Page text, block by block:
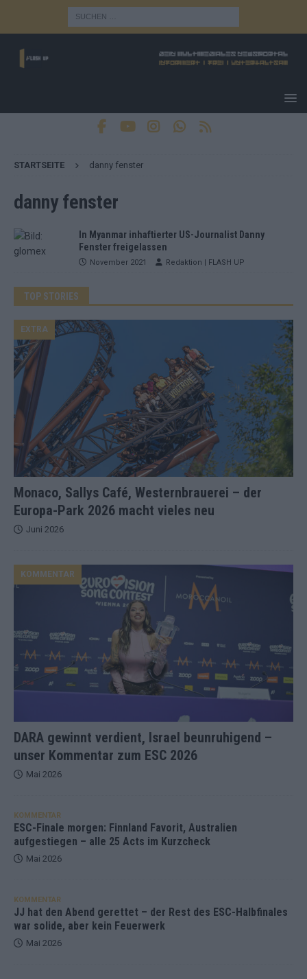
STARTSEITE danny fenster
danny fenster
In Myanmar inhaftierter US-Journalist Danny
Fenster freigelassen
November 2021 Redaktion | FLASH UP
TOP STORIES
Monaco, Sallys Café, Westernbrauerei – der
Europa-Park 2026 macht vieles neu
EXTRA
Juni 2026
DARA gewinnt verdient, Israel beunruhigend –
unser Kommentar zum ESC 2026
KOMMENTAR
Mai 2026
KOMMENTAR
ESC-Finale morgen: Finnland Favorit, Australien
aufgestiegen – alle 25 Acts im Kurzcheck
Mai 2026
KOMMENTAR
JJ hat den Abend gerettet – der Rest des ESC-Halbfinales
war solide, aber kein Feuerwerk
Mai 2026